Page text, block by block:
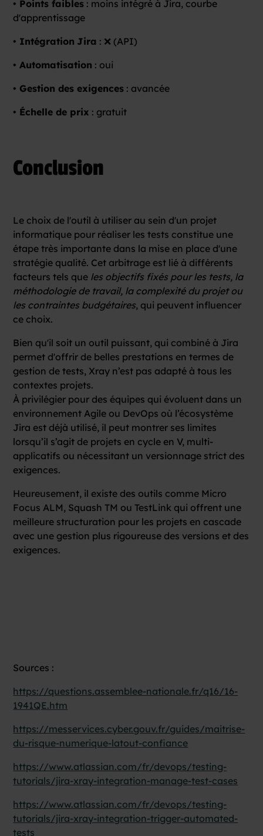
• Points faibles : moins intégré à Jira, courbe
d'apprentissage
• Intégration Jira : ❌ (API)
• Automatisation : oui
• Gestion des exigences : avancée
• Échelle de prix : gratuit
Conclusion
Le choix de l'outil à utiliser au sein d'un projet
informatique pour réaliser les tests constitue une
étape très importante dans la mise en place d'une
stratégie qualité. Cet arbitrage est lié à différents
facteurs tels que les objectifs fixés pour les tests, la
méthodologie de travail, la complexité du projet ou
les contraintes budgétaires, qui peuvent influencer
ce choix.
Bien qu'il soit un outil puissant, qui combiné à Jira
permet d'offrir de belles prestations en termes de
gestion de tests, Xray n’est pas adapté à tous les
contextes projets.
À privilégier pour des équipes qui évoluent dans un
environnement Agile ou DevOps où l’écosystème
Jira est déjà utilisé, il peut montrer ses limites
lorsqu’il s’agit de projets en cycle en V, multi-
applicatifs ou nécessitant un versionnage strict des
exigences.
Heureusement, il existe des outils comme Micro
Focus ALM, Squash TM ou TestLink qui offrent une
meilleure structuration pour les projets en cascade
avec une gestion plus rigoureuse des versions et des
exigences.
Sources :
https://questions.assemblee-nationale.fr/q16/16-
1941QE.htm
https://messervices.cyber.gouv.fr/guides/maitrise-
du-risque-numerique-latout-confiance
https://www.atlassian.com/fr/devops/testing-
tutorials/jira-xray-integration-manage-test-cases
https://www.atlassian.com/fr/devops/testing-
tutorials/jira-xray-integration-trigger-automated-
tests